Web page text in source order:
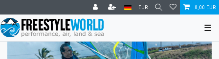
EUR 0,00 EUR
☰